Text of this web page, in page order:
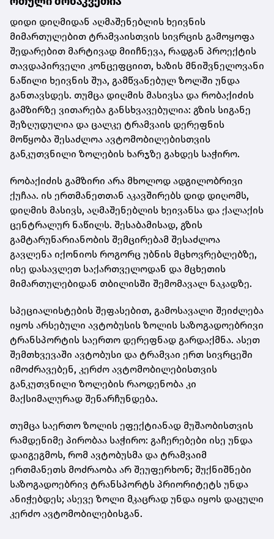
დიდი დიღმიდან აღმაშენებლის ხეივნის
მიმართულებით ტრამვაისთვის სივრცის გამოყოფა
შედარებით მარტივად მიიჩნევა, რადგან პროექტის
თავდაპირველი კონცეფციით, ხაზის მნიშვნელოვანი
ნაწილი ხეივნის შუა, გამწვანებულ ზოლში უნდა
განთავსდეს. თუმცა დიღმის მასივსა და რობაქიძის
გამზირზე ვითარება განსხვავებულია: გზის სიგანე
შეზღუდულია და ცალკე ტრამვაის დერეფნის
მოწყობა შესაძლოა ავტომობილებისთვის
განკუთვნილი ზოლების ხარჯზე გახდეს საჭირო.
რობაქიძის გამზირი არა მხოლოდ ადგილობრივი
ქუჩაა. ის ერთმანეთთან აკავშირებს დიდ დიღომს,
დიღმის მასივს, აღმაშენებლის ხეივანსა და ქალაქის
ცენტრალურ ნაწილს. შესაბამისად, გზის
გამტარუნარიანობის შემცირებამ შესაძლოა
გავლენა იქონიოს როგორც უბნის მცხოვრებლებზე,
ისე დასავლეთ საქართველოდან და მცხეთის
მიმართულებიდან თბილისში შემომავალ ნაკადზე.
სპეციალისტების შეფასებით, გამოსავალი შეიძლება
იყოს არსებული ავტობუსის ზოლის საზოგადოებრივი
ტრანსპორტის საერთო დერეფნად გარდაქმნა. ასეთ
შემთხვევაში ავტობუსი და ტრამვაი ერთ სივრცეში
იმოძრავებენ, კერძო ავტომობილებისთვის
განკუთვნილი ზოლების რაოდენობა კი
მაქსიმალურად შენარჩუნდება.
თუმცა საერთო ზოლის ეფექტიანად მუშაობისთვის
რამდენიმე პირობაა საჭირო: გაჩერებები ისე უნდა
დაიგეგმოს, რომ ავტობუსმა და ტრამვაიმ
ერთმანეთს მოძრაობა არ შეუფერხონ; შუქნიშნები
საზოგადოებრივ ტრანსპორტს პრიორიტეტს უნდა
ანიჭებდეს; ასევე ზოლი მკაცრად უნდა იყოს დაცული
კერძო ავტომობილებისგან.